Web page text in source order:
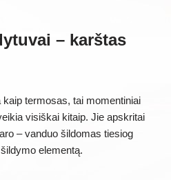
– karštas
termosas, tai momentiniai
visiškai kitaip. Jie apskritai
– vanduo šildomas tiesiog
elementą.